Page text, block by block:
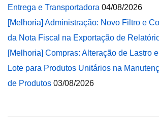
Entrega e Transportadora 04/08/2026
[Melhoria] Administração: Novo Filtro e
da Nota Fiscal na Exportação de
[Melhoria] Compras: Alteração de Lastro
Lote para Produtos Unitários na
de Produtos 03/08/2026